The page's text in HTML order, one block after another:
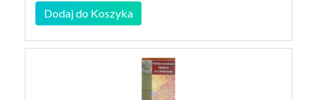
Dodaj do Koszyka